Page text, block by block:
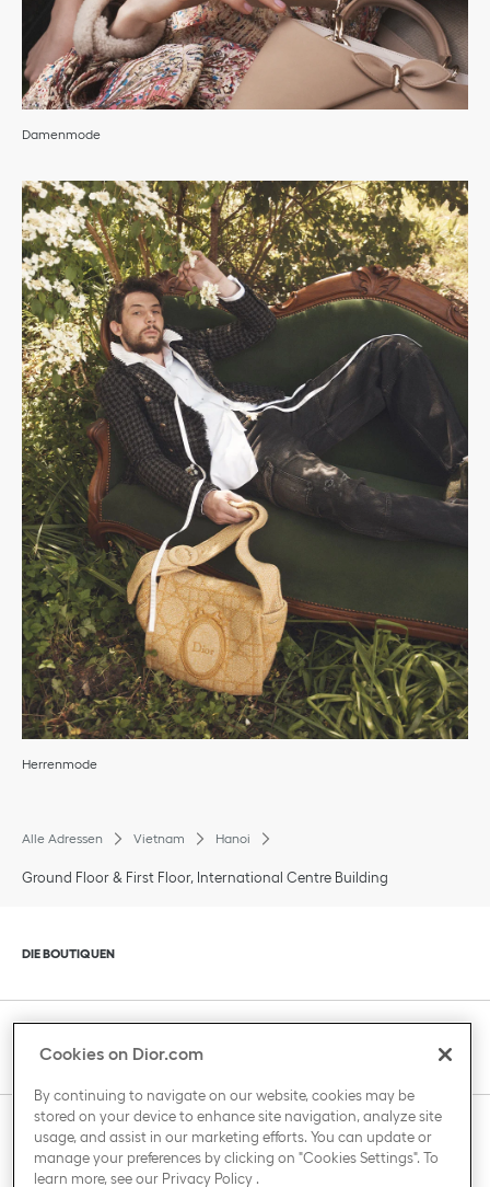
Damenmode
Herrenmode
Alle Adressen Vietnam Hanoi
Ground Floor & First Floor, International Centre Building
Klik om de inhoud uit of in te klappen
DIE BOUTIQUEN
Klik om de inhoud uit of in te klappen
KUNDENBETREUUNG
Klik om de inhoud uit of in te klappen
DAS HAUS VON DIOR
Cookies on Dior.com
By continuing to navigate on our website, cookies may be
stored on your device to enhance site navigation, analyze site
usage, and assist in our marketing efforts. You can update or
manage your preferences by clicking on "Cookies Settings". To
learn more, see our Privacy Policy.